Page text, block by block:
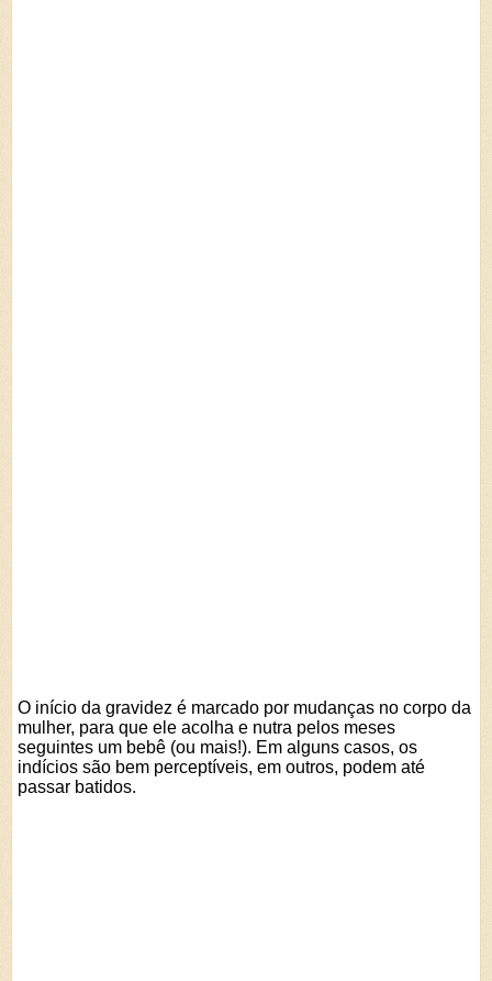
O início da gravidez é marcado por mudanças no corpo da
mulher, para que ele acolha e nutra pelos meses
seguintes um bebê (ou mais!). Em alguns casos, os
indícios são bem perceptíveis, em outros, podem até
passar batidos.